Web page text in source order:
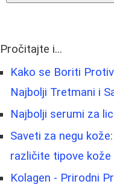
Pročitajte i...
Kako se Boriti
Najbolji Tretmani i
Najbolji serumi za
Saveti za negu
različite tipove kože
Kolagen - Prirodni